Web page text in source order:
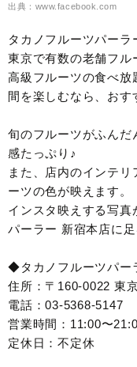
出典：www.facebook.com
タカノフルーツパーラ
東京で有数の老舗フル
高級フルーツの食べ放
間を楽しむなら、おす
旬のフルーツがふんだ
感たっぷり♪
また、店内のインテ
ーツの色が映えます。
インスタ映えする写真
パーラー 新宿本店に
◆タカノフルーツパー
住所：〒160-0022 東
電話：03-5368-5147
営業時間：11:00〜
定休日：不定休